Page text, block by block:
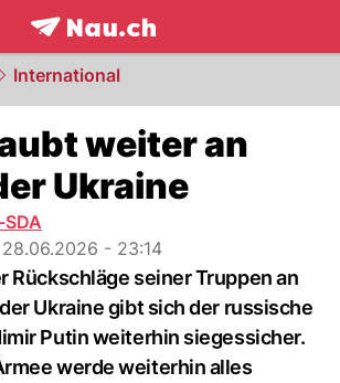
frontpage.NAU.ch
International
weiter an
Ukraine
28.06.2026 - 23:14
Rückschläge seiner Truppen an
Ukraine gibt sich der russische
Putin weiterhin siegessicher.
werde weiterhin alles